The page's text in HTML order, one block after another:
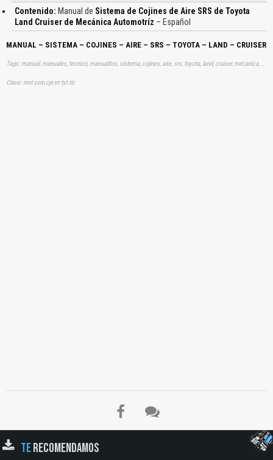
Contenido: Manual de Sistema de Cojines de Aire SRS de Toyota
Land Cruiser de Mecánica Automotríz – Español
MANUAL – SISTEMA – COJINES – AIRE – SRS – TOYOTA – LAND – CRUISER
Tags: manual, manuales, tecnico, manualitos, sistema, cojines, aire, srs, toyota, land, cruiser, mecanica, automotriz, aprender, descargas
Clave: mnl ssm cjn rrr tyt tlc
TERECOMENDAMOS